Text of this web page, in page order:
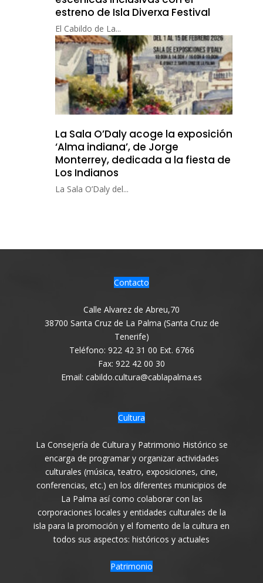
estreno de Isla Diverxa Festival
El Cabildo de La...
La Sala O’Daly acoge la exposición
‘Alma indiana’, de Jorge
Monterrey, dedicada a la fiesta de
Los Indianos
La Sala O’Daly del...
Contacto
Calle Alvarez de Abreu,70
38700 Santa Cruz de La Palma (Santa Cruz de
Tenerife)
Teléfono: 922 42 31 00 Ext. 6766
Fax: 922 42 00 30
Email: cabildo.cultura@cablapalma.es
Cultura
La Consejería de Cultura y Patrimonio Histórico se
encarga de programar y organizar actividades
culturales (música, teatro, exposiciones, cine,
conferencias, etc.) en los diferentes municipios de
La Palma así como colaborar con las
corporaciones locales y entidades culturales de la
isla para la promoción y el fomento de la cultura en
todos sus aspectos: históricos y actuales
Patrimonio